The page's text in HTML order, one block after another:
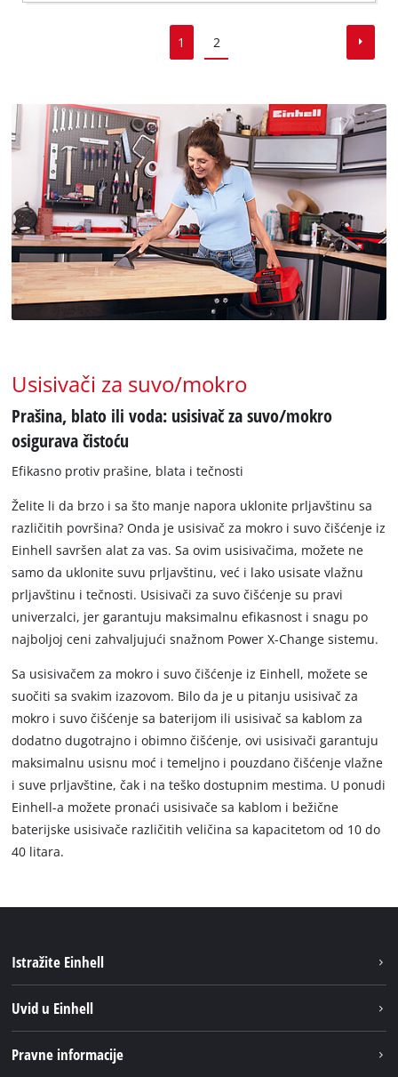
1 2
Usisivači za suvo/mokro
Prašina, blato ili voda: usisivač za suvo/mokro
osigurava čistoću
Efikasno protiv prašine, blata i tečnosti
Želite li da brzo i sa što manje napora uklonite prljavštinu sa
različitih površina? Onda je usisivač za mokro i suvo čišćenje iz
Einhell savršen alat za vas. Sa ovim usisivačima, možete ne
samo da uklonite suvu prljavštinu, već i lako usisate vlažnu
prljavštinu i tečnosti. Usisivači za suvo čišćenje su pravi
univerzalci, jer garantuju maksimalnu efikasnost i snagu po
najboljoj ceni zahvaljujući snažnom Power X-Change sistemu.
Sa usisivačem za mokro i suvo čišćenje iz Einhell, možete se
suočiti sa svakim izazovom. Bilo da je u pitanju usisivač za
mokro i suvo čišćenje sa baterijom ili usisivač sa kablom za
dodatno dugotrajno i obimno čišćenje, ovi usisivači garantuju
maksimalnu usisnu moć i temeljno i pouzdano čišćenje vlažne
i suve prljavštine, čak i na teško dostupnim mestima. U ponudi
Einhell-a možete pronaći usisivače sa kablom i bežične
baterijske usisivače različitih veličina sa kapacitetom od 10 do
40 litara.
Istražite Einhell
Usluge
Uvid u Einhell
Pravne informacije